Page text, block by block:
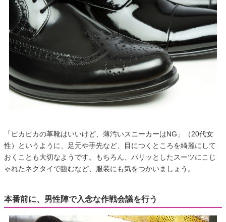
「ピカピカの革靴はいいけど、薄汚いスニーカーはNG」（20代女
性）というように、足元や手先など、目につくところを綺麗にして
おくことも大切なようです。もちろん、パリッとしたスーツにこじ
ゃれたネクタイで臨むなど、服装にも気をつかいましょう。
本番前に、男性陣で入念な作戦会議を行う